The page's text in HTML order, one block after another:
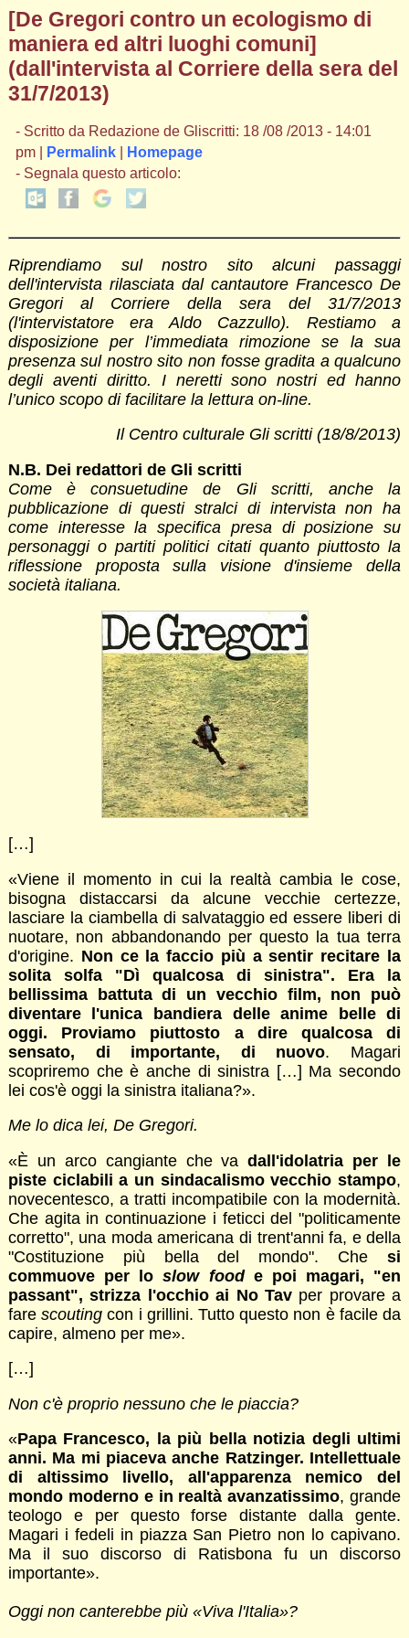
[De Gregori contro un ecologismo di
maniera ed altri luoghi comuni]
(dall'intervista al Corriere della sera del
31/7/2013)
- Scritto da Redazione de Gliscritti: 18 /08 /2013 - 14:01
pm |
Permalink|
Homepage
- Segnala questo articolo:
Riprendiamo sul nostro sito alcuni passaggi
dell'intervista rilasciata dal cantautore Francesco De
Gregori al Corriere della sera del 31/7/2013
(l'intervistatore era Aldo Cazzullo). Restiamo a
disposizione per l’immediata rimozione se la sua
presenza sul nostro sito non fosse gradita a qualcuno
degli aventi diritto. I neretti sono nostri ed hanno
l’unico scopo di facilitare la lettura on-line.
Il Centro culturale Gli scritti (18/8/2013)
N.B. Dei redattori de Gli scritti
Come è consuetudine de Gli scritti, anche la
pubblicazione di questi stralci di intervista non ha
come interesse la specifica presa di posizione su
personaggi o partiti politici citati quanto piuttosto la
riflessione proposta sulla visione d'insieme della
società italiana.
[…]
«Viene il momento in cui la realtà cambia le cose,
bisogna distaccarsi da alcune vecchie certezze,
lasciare la ciambella di salvataggio ed essere liberi di
nuotare, non abbandonando per questo la tua terra
d'origine. Non ce la faccio più a sentir recitare la
solita solfa "Dì qualcosa di sinistra". Era la
bellissima battuta di un vecchio film, non può
diventare l'unica bandiera delle anime belle di
oggi. Proviamo piuttosto a dire qualcosa di
sensato, di importante, di nuovo. Magari
scopriremo che è anche di sinistra […] Ma secondo
lei cos'è oggi la sinistra italiana?».
Me lo dica lei, De Gregori.
«È un arco cangiante che vadall'idolatria per le
piste ciclabili a un sindacalismo vecchio stampo,
novecentesco, a tratti incompatibile con la modernità.
Che agita in continuazione i feticci del "politicamente
corretto", una moda americana di trent'anni fa, e della
"Costituzione più bella del mondo". Chesi
commuove per lo slow food e poi magari, "en
passant", strizza l'occhio ai No Tavper provare a
farescouting con i grillini. Tutto questo non è facile da
capire, almeno per me».
[…]
Non c'è proprio nessuno che le piaccia?
«Papa Francesco, la più bella notizia degli ultimi
anni. Ma mi piaceva anche Ratzinger. Intellettuale
di altissimo livello, all'apparenza nemico del
mondo moderno e in realtà avanzatissimo, grande
teologo e per questo forse distante dalla gente.
Magari i fedeli in piazza San Pietro non lo capivano.
Ma il suo discorso di Ratisbona fu un discorso
importante».
Oggi non canterebbe più «Viva l'Italia»?